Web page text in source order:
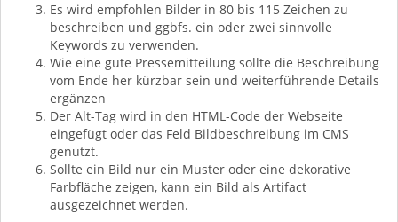
Es wird empfohlen Bilder in 80 bis 115 Zeichen zu
beschreiben und ggbfs. ein oder zwei sinnvolle
Keywords zu verwenden.
Wie eine gute Pressemitteilung sollte die Beschreibung
vom Ende her kürzbar sein und weiterführende Details
ergänzen
Der Alt-Tag wird in den HTML-Code der Webseite
eingefügt oder das Feld Bildbeschreibung im CMS
genutzt.
Sollte ein Bild nur ein Muster oder eine dekorative
Farbfläche zeigen, kann ein Bild als Artifact
ausgezeichnet werden.